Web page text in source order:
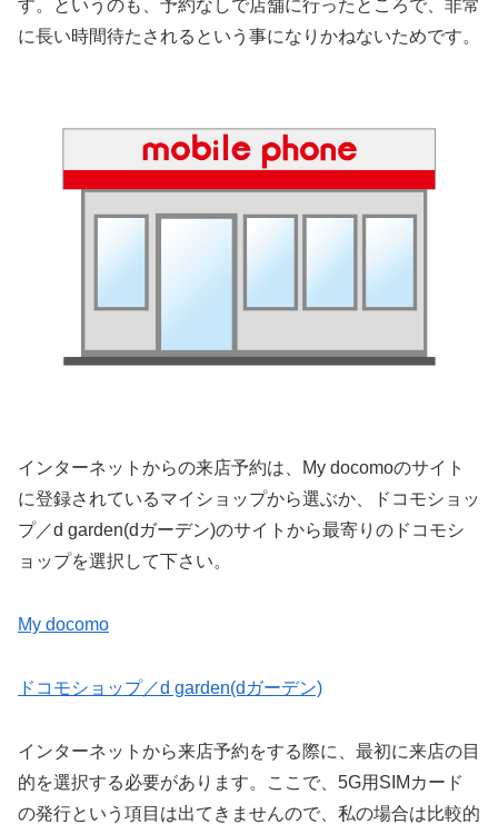
す。というのも、予約なしで店舗に行ったところで、非常
に長い時間待たされるという事になりかねないためです。
インターネットからの来店予約は、My docomoのサイト
に登録されているマイショップから選ぶか、ドコモショッ
プ／d garden(dガーデン)のサイトから最寄りのドコモシ
ョップを選択して下さい。
My docomo
ドコモショップ／d garden(dガーデン)
インターネットから来店予約をする際に、最初に来店の目
的を選択する必要があります。ここで、5G用SIMカード
の発行という項目は出てきませんので、私の場合は比較的